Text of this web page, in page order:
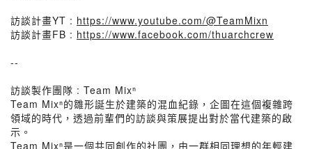
訪談計畫YT : https://www.youtube.com/@TeamMixn
訪談計畫FB : https://www.facebook.com/thuarchcrew
--
訪談製作團隊 : Team Mixⁿ
Team Mixⁿ的雛形誕生於建築的混血紀錄，企圖在這個複雜跨
領域的時代，透過前輩們的訪談與策展提出對於當代建築的啟
示。
Team Mixⁿ是一個共同創作的社團，由一群相同理想的年輕建